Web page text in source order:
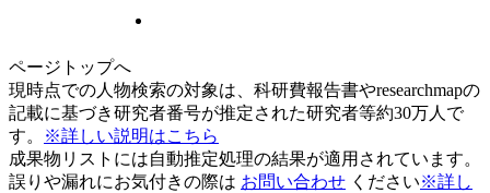
ページトップへ
現時点での人物検索の対象は、科研費報告書やresearchmapの
記載に基づき研究者番号が推定された研究者等約30万人で
す。
※詳しい説明はこちら
成果物リストには自動推定処理の結果が適用されています。
誤りや漏れにお気付きの際は お問い合わせ ください※詳し